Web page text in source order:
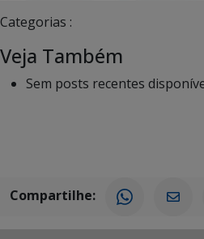
Categorias :
Veja Também
Sem posts recentes
Compartilhe: